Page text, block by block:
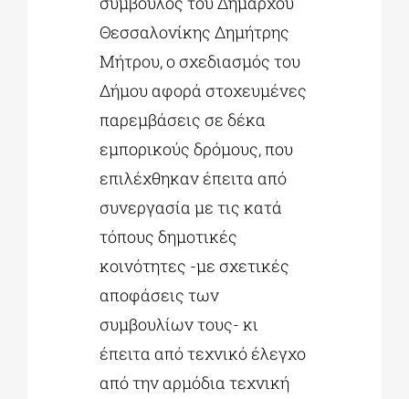
Θεσσαλονίκης Δημήτρης
Μήτρου, ο σχεδιασμός του
Δήμου αφορά στοχευμένες
παρεμβάσεις σε δέκα
εμπορικούς δρόμους, που
επιλέχθηκαν έπειτα από
συνεργασία με τις κατά
τόπους δημοτικές
κοινότητες -με σχετικές
αποφάσεις των
συμβουλίων τους- κι
έπειτα από τεχνικό έλεγχο
από την αρμόδια τεχνική